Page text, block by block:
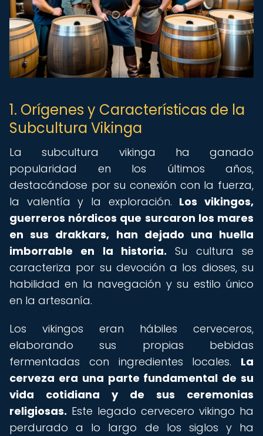
1. Orígenes y Características de la
Subcultura Vikinga
La subcultura vikinga ha ganado
popularidad en los últimos años,
destacándose por su conexión con la fuerza,
la valentía y la exploración. Los vikingos,
guerreros nórdicos que surcaron los mares
en sus drakkars, han dejado una huella
imborrable en la historia. Su cultura se
caracteriza por su devoción a los dioses, su
habilidad en la navegación y su estilo único
en la artesanía.
Los vikingos eran hábiles cerveceros,
elaborando sus propias bebidas
fermentadas con ingredientes locales. La
cerveza era una parte fundamental de su
vida cotidiana y de sus ceremonias
religiosas. Este legado cervecero vikingo ha
perdurado a lo largo de los siglos y ha